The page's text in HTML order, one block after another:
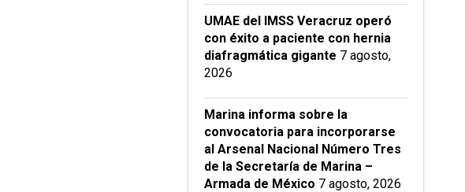
UMAE del IMSS Veracruz operó
con éxito a paciente con hernia
diafragmática gigante 7 agosto,
2026
Marina informa sobre la
convocatoria para incorporarse
al Arsenal Nacional Número Tres
de la Secretaría de Marina –
Armada de México 7 agosto, 2026